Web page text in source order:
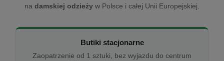
na damskiej odzieży w Polsce i całej Unii Europejskiej.
Butiki stacjonarne
Zaopatrzenie od 1 sztuki, bez wyjazdu do centrum